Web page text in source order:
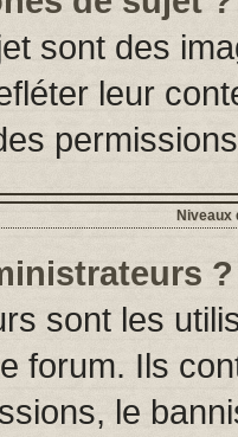
sont des
leur
Niveaux
?
sont les
forum. Ils
le